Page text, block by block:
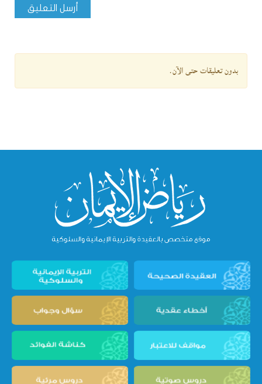
أرسل التعليق
بدون تعليقات حتى الآن.